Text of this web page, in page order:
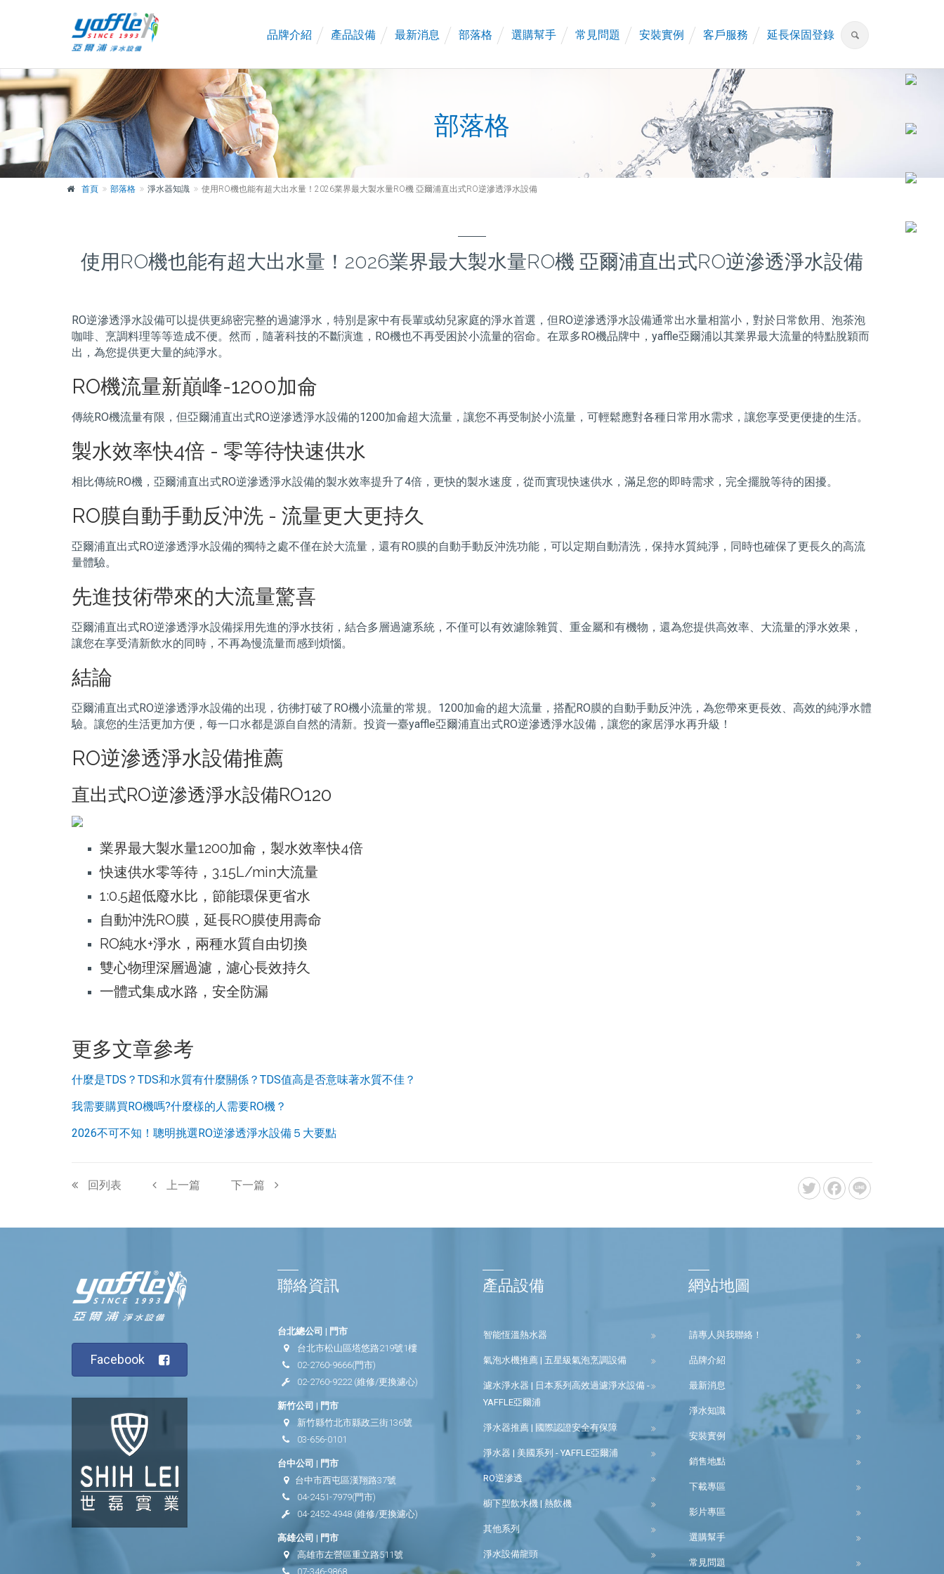
品牌介紹 產品設備 最新消息 部落格 選購幫手 常見問題 安裝實例 客戶服務 延長保固登錄
部落格
首頁 部落格 淨水器知識 使用RO機也能有超大出水量！2026業界最大製水量RO機 亞爾浦直出式RO逆滲透淨水設備
使用RO機也能有超大出水量！2026業界最大製水量RO機 亞爾浦直出式RO逆滲透淨水設備
RO逆滲透淨水設備可以提供更綿密完整的過濾淨水，特別是家中有長輩或幼兒家庭的淨水首選，但RO逆滲透淨水設備通常出水量相當小，對於日常飲用、泡茶泡
咖啡、烹調料理等等造成不便。然而，隨著科技的不斷演進，RO機也不再受困於小流量的宿命。在眾多RO機品牌中，yaffle亞爾浦以其業界最大流量的特點脫穎而
出，為您提供更大量的純淨水。
RO機流量新巔峰-1200加侖
傳統RO機流量有限，但亞爾浦直出式RO逆滲透淨水設備的1200加侖超大流量，讓您不再受制於小流量，可輕鬆應對各種日常用水需求，讓您享受更便捷的生活。
製水效率快4倍 - 零等待快速供水
相比傳統RO機，亞爾浦直出式RO逆滲透淨水設備的製水效率提升了4倍，更快的製水速度，從而實現快速供水，滿足您的即時需求，完全擺脫等待的困擾。
RO膜自動手動反沖洗 - 流量更大更持久
亞爾浦直出式RO逆滲透淨水設備的獨特之處不僅在於大流量，還有RO膜的自動手動反沖洗功能，可以定期自動清洗，保持水質純淨，同時也確保了更長久的高流
量體驗。
先進技術帶來的大流量驚喜
亞爾浦直出式RO逆滲透淨水設備採用先進的淨水技術，結合多層過濾系統，不僅可以有效濾除雜質、重金屬和有機物，還為您提供高效率、大流量的淨水效果，
讓您在享受清新飲水的同時，不再為慢流量而感到煩惱。
結論
亞爾浦直出式RO逆滲透淨水設備的出現，彷彿打破了RO機小流量的常規。1200加侖的超大流量，搭配RO膜的自動手動反沖洗，為您帶來更長效、高效的純淨水體
驗。讓您的生活更加方便，每一口水都是源自自然的清新。投資一臺yaffle亞爾浦直出式RO逆滲透淨水設備，讓您的家居淨水再升級！
RO逆滲透淨水設備推薦
直出式RO逆滲透淨水設備RO120
業界最大製水量1200加侖，製水效率快4倍
快速供水零等待，3.15L/min大流量
1:0.5超低廢水比，節能環保更省水
自動沖洗RO膜，延長RO膜使用壽命
RO純水+淨水，兩種水質自由切換
雙心物理深層過濾，濾心長效持久
一體式集成水路，安全防漏
更多文章參考
什麼是TDS？TDS和水質有什麼關係？TDS值高是否意味著水質不佳？
我需要購買RO機嗎?什麼樣的人需要RO機？
2026不可不知！聰明挑選RO逆滲透淨水設備５大要點
回列表 上一篇 下一篇
Facebook
聯絡資訊
台北總公司 | 門市
台北市松山區塔悠路219號1樓
02-2760-9666(門市)
02-2760-9222(維修/更換濾心)
新竹公司 | 門市
新竹縣竹北市縣政三街136號
03-656-0101
台中公司 | 門市
台中市西屯區漢翔路37號
04-2451-7979(門市)
04-2452-4948(維修/更換濾心)
高雄公司 | 門市
高雄市左營區重立路511號
07-346-9868
產品設備
智能恆溫熱水器
氣泡水機推薦 | 五星級氣泡烹調設備
濾水淨水器 | 日本系列高效過濾淨水設備 -
YAFFLE亞爾浦
淨水器推薦 | 國際認證安全有保障
淨水器 | 美國系列 - YAFFLE亞爾浦
RO逆滲透
櫥下型飲水機 | 熱飲機
其他系列
淨水設備龍頭
網站地圖
請專人與我聯絡！
品牌介紹
最新消息
淨水知識
安裝實例
銷售地點
下載專區
影片專區
選購幫手
常見問題